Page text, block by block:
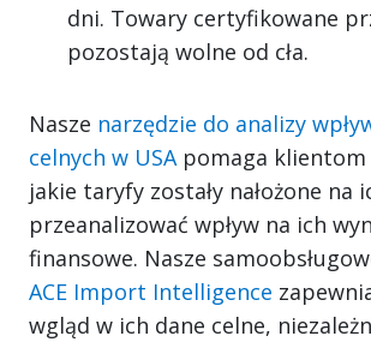
dni. Towary certyfikowane
pozostają wolne od cła.
Nasze narzędzie do analizy
celnych w USA pomaga klientom
jakie taryfy zostały nałożone na
przeanalizować wpływ na ich
finansowe. Nasze
ACE Import Intelligence
wgląd w ich dane celne,